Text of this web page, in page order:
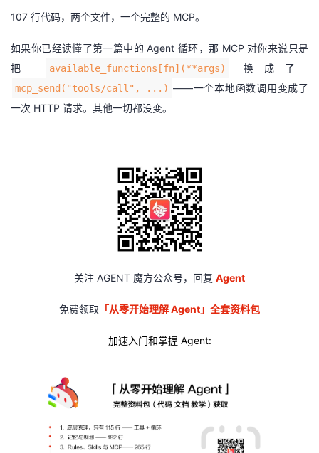
107 行代码，两个文件，一个完整的 MCP。
如果你已经读懂了第一篇中的 Agent 循环，那 MCP 对你来说只是
把
available_functions[fn](**args) 换成了
mcp_send("tools/call", ...) ——一个本地函数调用变成了
一次 HTTP 请求。其他一切都没变。
关注 AGENT 魔方公众号，回复 Agent
免费领取 「从零开始理解 Agent」全套资料包
加速入门和掌握 Agent: